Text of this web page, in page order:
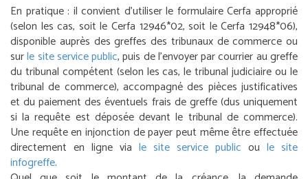
En pratique : il convient d’utiliser le formulaire Cerfa approprié
(selon les cas, soit le Cerfa 12946*02, soit le Cerfa 12948*06),
disponible auprès des greffes des tribunaux de commerce ou
surle site service public, puis de l’envoyer par courrier au greffe
du tribunal compétent (selon les cas, le tribunal judiciaire ou le
tribunal de commerce), accompagné des pièces justificatives
et du paiement des éventuels frais de greffe (dus uniquement
si la requête est déposée devant le tribunal de commerce).
Une requête en injonction de payer peut même être effectuée
directement en ligne via le site service public ou le site
infogreffe.